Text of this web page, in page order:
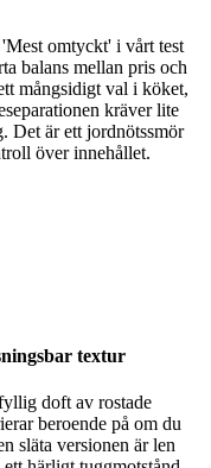
omtyckt' i vårt test
balans mellan pris och
mångsidigt val i köket,
kräver lite
Det är ett jordnötssmör
över innehållet.
textur
doft av rostade
beroende på om du
släta versionen är len